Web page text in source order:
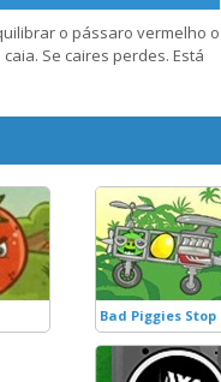
o pássaro vermelho o
Se caires perdes. Está
Bad Piggies Stop